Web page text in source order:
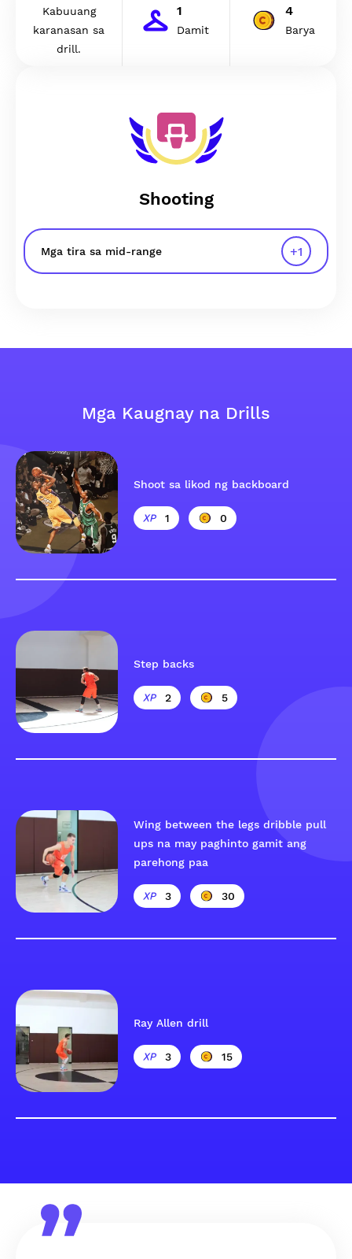
Kabuuang
karanasan sa
drill.
1
Damit
4
Barya
Shooting
Mga tira sa mid-range +1
Mga Kaugnay na Drills
Shoot sa likod ng backboard
1 0
Step backs
2 5
Wing between the legs dribble pull
ups na may paghinto gamit ang
parehong paa
3 30
Ray Allen drill
3 15